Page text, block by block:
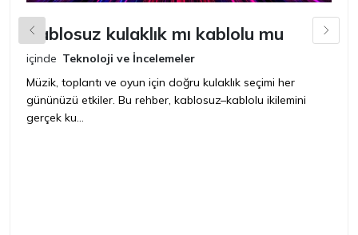
Kablosuz kulaklık mı kablolu mu
içinde Teknoloji ve İncelemeler
Müzik, toplantı ve oyun için doğru kulaklık seçimi her
gününüzü etkiler. Bu rehber, kablosuz–kablolu ikilemini
gerçek ku...